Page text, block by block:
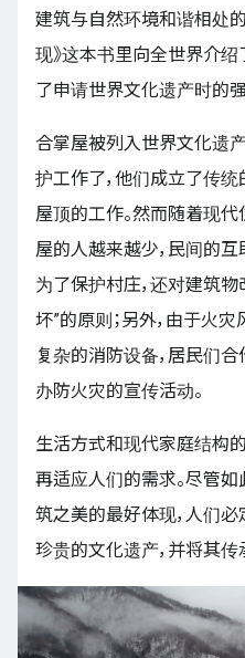
建筑与自然环境和谐相处
现》这本书里向全世界介
了申请世界文化遗产时的强
合掌屋被列入世界文化遗
护工作了，他们成立了传
屋顶的工作。然而随着现
屋的人越来越少，民间的
为了保护村庄，还对建筑物
坏”的原则；另外，由于火
复杂的消防设备，居民们
办防火灾的宣传活动。
生活方式和现代家庭结构
再适应人们的需求。尽管
筑之美的最好体现，人们
珍贵的文化遗产，并将其传